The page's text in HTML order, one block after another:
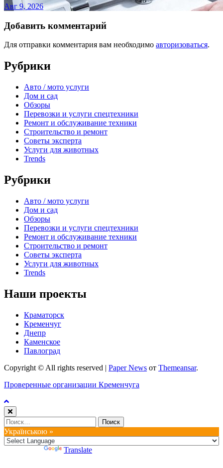
Авг 9, 2026
Добавить комментарий
Для отправки комментария вам необходимо авторизоваться.
Рубрики
Авто / мото услуги
Дом и сад
Обзоры
Перевозки и услуги спецтехники
Ремонт и обслуживание техники
Строительство и ремонт
Советы эксперта
Услуги для животных
Trends
Рубрики
Авто / мото услуги
Дом и сад
Обзоры
Перевозки и услуги спецтехники
Ремонт и обслуживание техники
Строительство и ремонт
Советы эксперта
Услуги для животных
Trends
Наши проекты
Краматорск
Кременчуг
Днепр
Каменское
Павлоград
Copyright © All rights reserved | Paper News от Themeansar.
Проверенные организации Кременчуга
Найти:
Українською »
Translate